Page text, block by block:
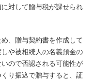
対して贈与税が課せられ
、贈与契約書を作成して
や被相続人の名義預金の
ので否認される可能性が
り振込で贈与すると、証